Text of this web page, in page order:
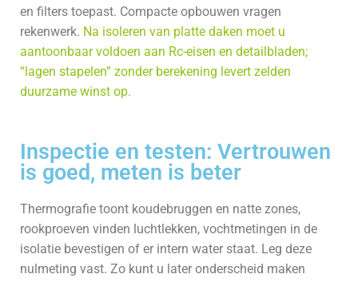
en filters toepast. Compacte opbouwen vragen
rekenwerk. Na isoleren van platte daken moet u
aantoonbaar voldoen aan Rc-eisen en detailbladen;
“lagen stapelen” zonder berekening levert zelden
duurzame winst op.
Inspectie en testen: Vertrouwen
is goed, meten is beter
Thermografie toont koudebruggen en natte zones,
rookproeven vinden luchtlekken, vochtmetingen in de
isolatie bevestigen of er intern water staat. Leg deze
nulmeting vast. Zo kunt u later onderscheid maken